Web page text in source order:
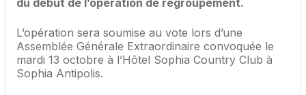
L’opération sera soumise au vote lors d’une
Assemblée Générale Extraordinaire convoquée le
mardi 13 octobre à l’Hôtel Sophia Country Club à
Sophia Antipolis.